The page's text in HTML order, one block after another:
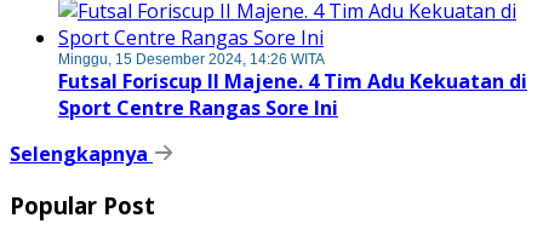
Minggu, 15 Desember 2024, 14:26 WITA
Futsal Foriscup II Majene. 4 Tim Adu Kekuatan di
Sport Centre Rangas Sore Ini
Selengkapnya
Popular Post